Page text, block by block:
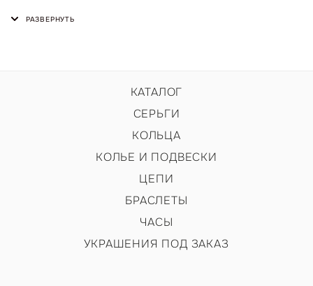
КАТАЛОГ
СЕРЬГИ
КОЛЬЦА
КОЛЬЕ И ПОДВЕСКИ
ЦЕПИ
БРАСЛЕТЫ
ЧАСЫ
УКРАШЕНИЯ ПОД ЗАКАЗ